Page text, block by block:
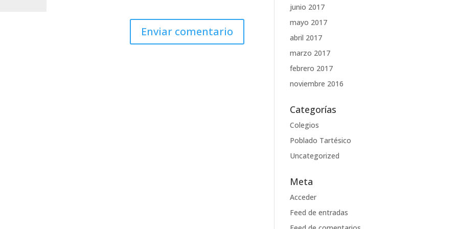
junio 2017
mayo 2017
abril 2017
marzo 2017
febrero 2017
noviembre 2016
Categorías
Colegios
Poblado Tartésico
Uncategorized
Meta
Acceder
Feed de entradas